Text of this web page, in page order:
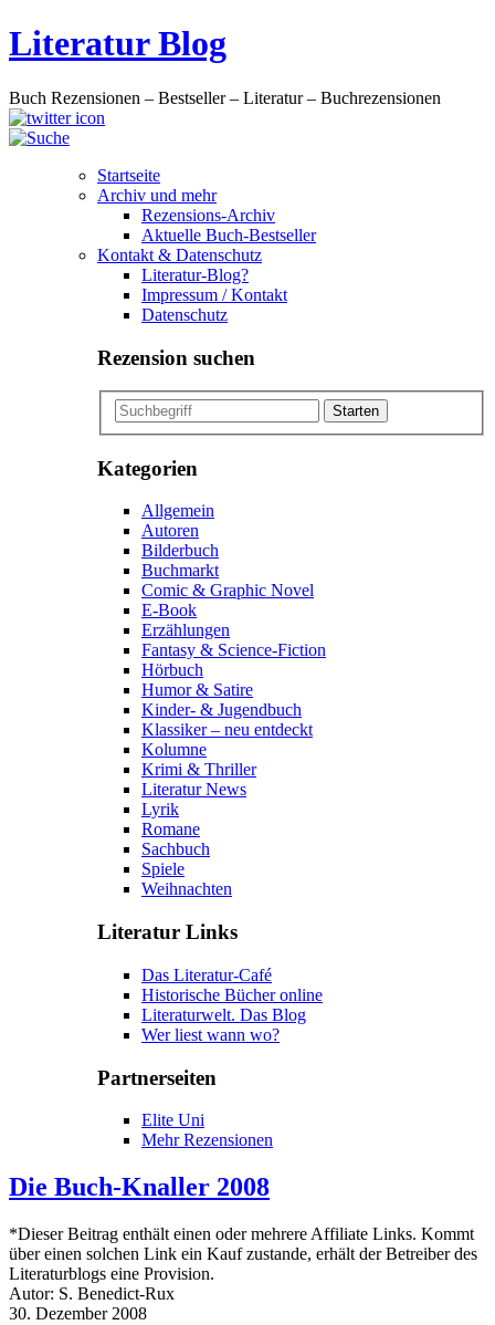
Literatur Blog
Buch Rezensionen – Bestseller – Literatur – Buchrezensionen
Startseite
Archiv und mehr
Rezensions-Archiv
Aktuelle Buch-Bestseller
Kontakt & Datenschutz
Literatur-Blog?
Impressum / Kontakt
Datenschutz
Rezension suchen
Kategorien
Allgemein
Autoren
Bilderbuch
Buchmarkt
Comic & Graphic Novel
E-Book
Erzählungen
Fantasy & Science-Fiction
Hörbuch
Humor & Satire
Kinder- & Jugendbuch
Klassiker – neu entdeckt
Kolumne
Krimi & Thriller
Literatur News
Lyrik
Romane
Sachbuch
Spiele
Weihnachten
Literatur Links
Das Literatur-Café
Historische Bücher online
Literaturwelt. Das Blog
Wer liest wann wo?
Partnerseiten
Elite Uni
Mehr Rezensionen
Die Buch-Knaller 2008
*Dieser Beitrag enthält einen oder mehrere Affiliate Links. Kommt
über einen solchen Link ein Kauf zustande, erhält der Betreiber des
Literaturblogs eine Provision.
Autor: S. Benedict-Rux
30. Dezember 2008